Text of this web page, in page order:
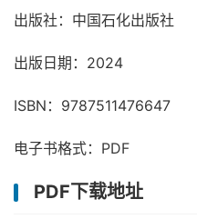
出版社：中国石化出版社
出版日期：2024
ISBN：9787511476647
电子书格式：PDF
PDF下载地址